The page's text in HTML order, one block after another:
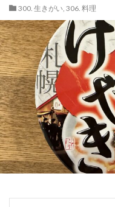
300. 生きがい, 306. 料理